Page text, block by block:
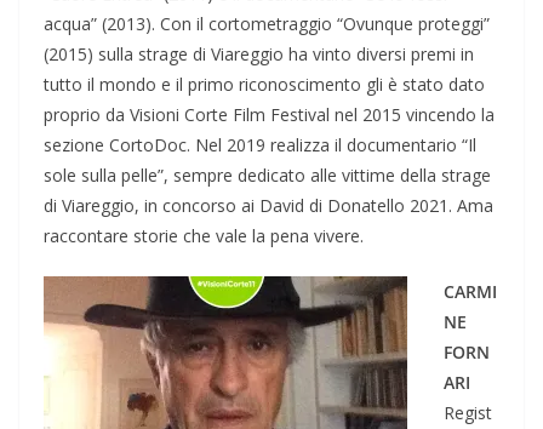
acqua” (2013). Con il cortometraggio “Ovunque proteggi”
(2015) sulla strage di Viareggio ha vinto diversi premi in
tutto il mondo e il primo riconoscimento gli è stato dato
proprio da Visioni Corte Film Festival nel 2015 vincendo la
sezione CortoDoc. Nel 2019 realizza il documentario “Il
sole sulla pelle”, sempre dedicato alle vittime della strage
di Viareggio, in concorso ai David di Donatello 2021. Ama
raccontare storie che vale la pena vivere.
CARMI
NE
FORN
ARI
Regist